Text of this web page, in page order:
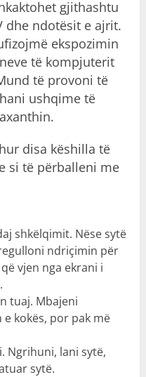
gjithashtu
dhe ndotësit e ajrit.
ekspozimin
të kompjuterit
të provoni të
ushqime të
disa këshilla të
si të përballeni me
shkëlqimit. Nëse sytë
ndriçimin për
vjen nga ekrani i
tuaj. Mbajeni
kokës, por pak më
Ngrihuni, lani sytë,
sytë.